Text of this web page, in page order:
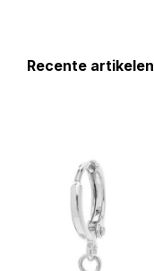
Recente artikelen